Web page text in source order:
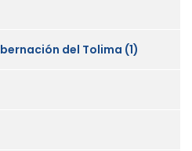
del Tolima (1)